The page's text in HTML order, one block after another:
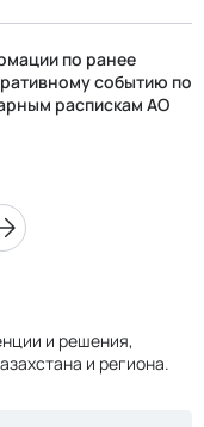
по ранее
событию по
распискам АО
и решения,
и региона.